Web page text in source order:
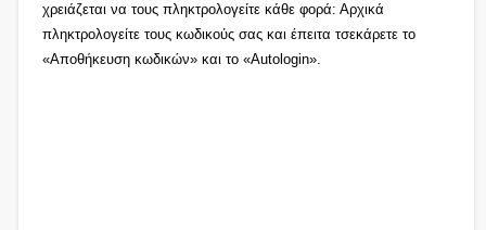
χρειάζεται να τους πληκτρολογείτε κάθε φορά: Αρχικά
πληκτρολογείτε τους κωδικούς σας και έπειτα τσεκάρετε το
«Αποθήκευση κωδικών» και το «Autologin».